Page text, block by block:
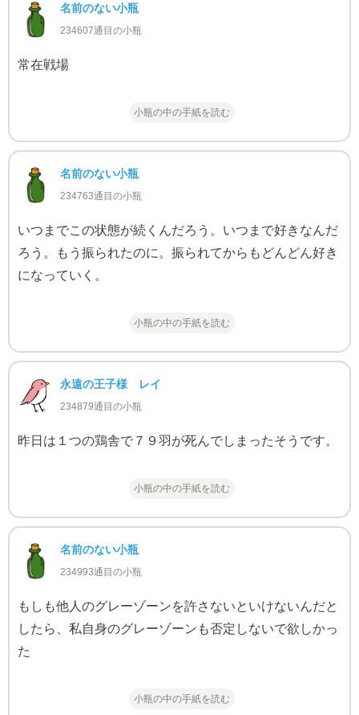
名前のない小瓶
234607通目の小瓶
常在戦場
小瓶の中の手紙を読む
名前のない小瓶
234763通目の小瓶
いつまでこの状態が続くんだろう。いつまで好きなんだ
ろう。もう振られたのに。振られてからもどんどん好き
になっていく。
小瓶の中の手紙を読む
永遠の王子様 レイ
234879通目の小瓶
昨日は１つの鶏舎で７９羽が死んでしまったそうです。
小瓶の中の手紙を読む
名前のない小瓶
234993通目の小瓶
もしも他人のグレーゾーンを許さないといけないんだと
したら、私自身のグレーゾーンも否定しないで欲しかっ
た
小瓶の中の手紙を読む